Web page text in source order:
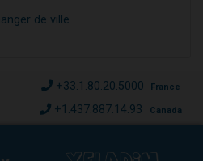
de ville
+33.1.80.20.5000 France
+1.437.887.14.93 Canada